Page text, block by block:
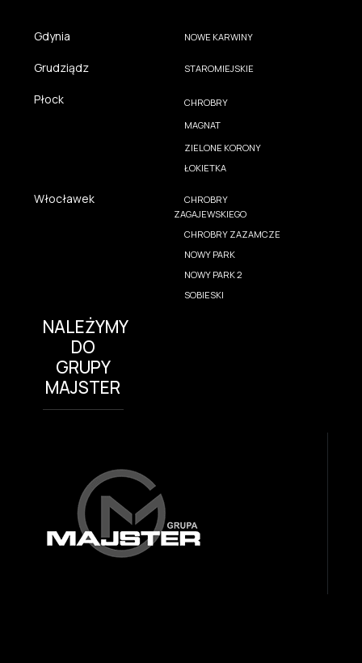
Gdynia NOWE KARWINY
Grudziądz STAROMIEJSKIE
Płock
CHROBRY
MAGNAT
ZIELONE KORONY
ŁOKIETKA
Włocławek
CHROBRY
ZAGAJEWSKIEGO
CHROBRY ZAZAMCZE
NOWY PARK
NOWY PARK 2
SOBIESKI
NALEŻYMY
DO
GRUPY
MAJSTER